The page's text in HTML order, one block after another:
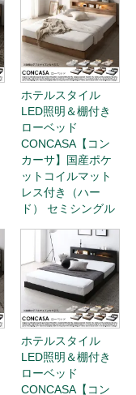
ホテルスタイル
LED照明＆棚付き
ローベッド
CONCASA【コン
カーサ】国産ポケ
ットコイルマット
レス付き（ハー
ド） セミシングル
ホテルスタイル
LED照明＆棚付き
ローベッド
CONCASA【コン